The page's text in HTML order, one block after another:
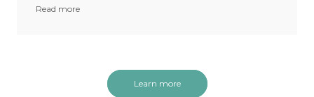
Read more
Learn more